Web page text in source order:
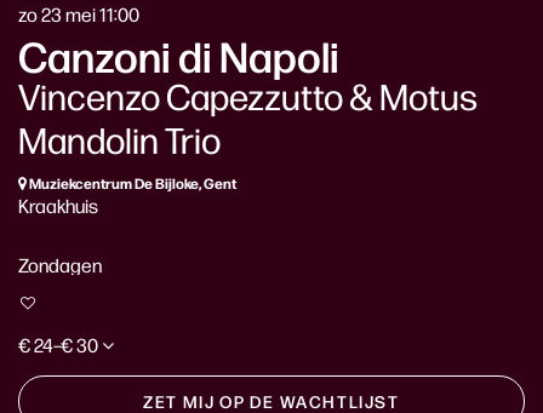
Canzoni di Napoli
Vincenzo Capezzutto & Motus
Mandolin Trio
zo 23 mei11:00
Muziekcentrum De Bijloke, Gent
Kraakhuis
Zondagen
€ 24–€ 30
ZET MIJ OP DE WACHTLIJST